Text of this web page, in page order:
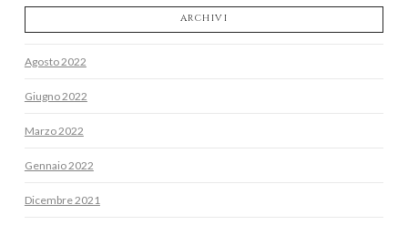
ARCHIVI
Agosto 2022
Giugno 2022
Marzo 2022
Gennaio 2022
Dicembre 2021